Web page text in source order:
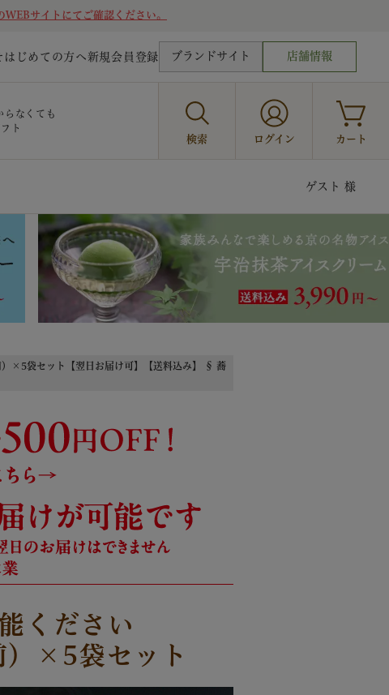
サイトにてご確認ください。
はじめての方へ 新規会員登録 ブランドサイト 店舗情報
らなくても
ト
検索 ログイン カート
ゲスト 様
）×5袋セット【翌日お届け可】【送料込み】 § 蕎
ください
）×5袋セット